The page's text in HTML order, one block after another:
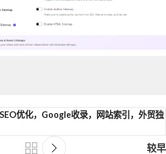
优化，Google收录，网站索引，外贸独
较早